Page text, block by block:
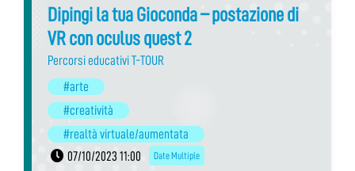
Dipingi la tua Gioconda – postazione di
VR con oculus quest 2
Percorsi educativi T-TOUR
#arte
#creatività
#realtà virtuale/aumentata
07/10/2023 11:00
Date Multiple